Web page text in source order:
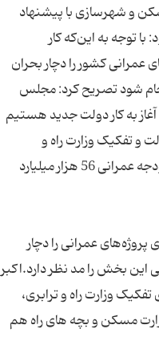
و شهرسازی با پیشنهاد
توجه به این‌که کار
کشور را دچار بحران
شود تصریح کرد: مجلس
به کار دولت جدید هستیم
و تفکیک وزارت راه و
شهرسازی روش اجرای عمده پروژه‌های عمرانی تغییر می‌کند و تلاش دولت و مجلس برای تصویب بودجه عمرانی 56 هزار میلیارد
عمرانی را دچار
بخش را مد نظر دارد.اکبر
وزارت راه و ترابری،
مسکن و بچه های راه هم